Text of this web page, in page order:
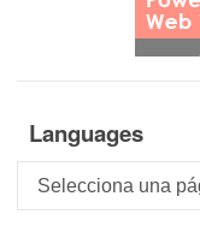
Languages
Languages